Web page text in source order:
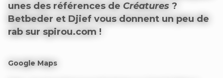
unes des références de Créatures ?
Betbeder et Djief vous donnent un peu de
rab sur spirou.com !
Google Maps